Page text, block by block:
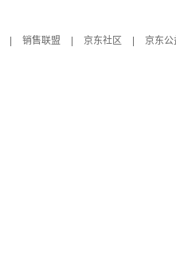
销售联盟 京东社区
京东公